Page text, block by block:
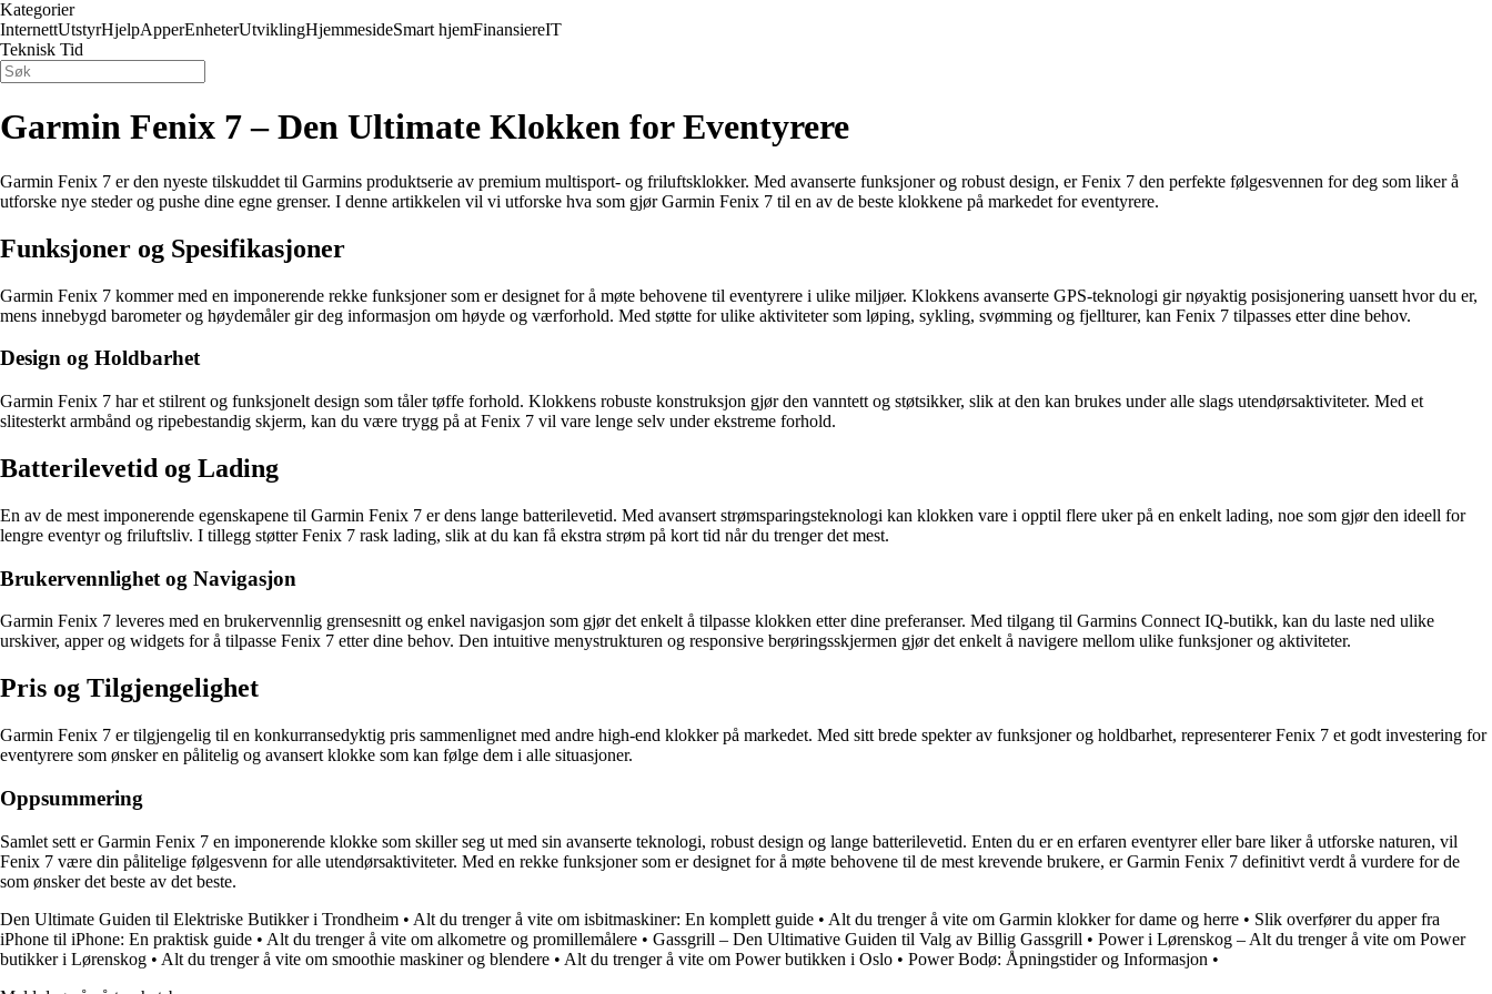
Kategorier
InternettUtstyrHjelpApperEnheterUtviklingHjemmesideSmart hjemFinansiereIT
Teknisk Tid
Garmin Fenix 7 – Den Ultimate Klokken for Eventyrere
Garmin Fenix 7 er den nyeste tilskuddet til Garmins produktserie av premium multisport- og friluftsklokker. Med avanserte funksjoner og robust design, er Fenix 7 den perfekte følgesvennen for deg som liker å
utforske nye steder og pushe dine egne grenser. I denne artikkelen vil vi utforske hva som gjør Garmin Fenix 7 til en av de beste klokkene på markedet for eventyrere.
Funksjoner og Spesifikasjoner
Garmin Fenix 7 kommer med en imponerende rekke funksjoner som er designet for å møte behovene til eventyrere i ulike miljøer. Klokkens avanserte GPS-teknologi gir nøyaktig posisjonering uansett hvor du er,
mens innebygd barometer og høydemåler gir deg informasjon om høyde og værforhold. Med støtte for ulike aktiviteter som løping, sykling, svømming og fjellturer, kan Fenix 7 tilpasses etter dine behov.
Design og Holdbarhet
Garmin Fenix 7 har et stilrent og funksjonelt design som tåler tøffe forhold. Klokkens robuste konstruksjon gjør den vanntett og støtsikker, slik at den kan brukes under alle slags utendørsaktiviteter. Med et
slitesterkt armbånd og ripebestandig skjerm, kan du være trygg på at Fenix 7 vil vare lenge selv under ekstreme forhold.
Batterilevetid og Lading
En av de mest imponerende egenskapene til Garmin Fenix 7 er dens lange batterilevetid. Med avansert strømsparingsteknologi kan klokken vare i opptil flere uker på en enkelt lading, noe som gjør den ideell for
lengre eventyr og friluftsliv. I tillegg støtter Fenix 7 rask lading, slik at du kan få ekstra strøm på kort tid når du trenger det mest.
Brukervennlighet og Navigasjon
Garmin Fenix 7 leveres med en brukervennlig grensesnitt og enkel navigasjon som gjør det enkelt å tilpasse klokken etter dine preferanser. Med tilgang til Garmins Connect IQ-butikk, kan du laste ned ulike
urskiver, apper og widgets for å tilpasse Fenix 7 etter dine behov. Den intuitive menystrukturen og responsive berøringsskjermen gjør det enkelt å navigere mellom ulike funksjoner og aktiviteter.
Pris og Tilgjengelighet
Garmin Fenix 7 er tilgjengelig til en konkurransedyktig pris sammenlignet med andre high-end klokker på markedet. Med sitt brede spekter av funksjoner og holdbarhet, representerer Fenix 7 et godt investering for
eventyrere som ønsker en pålitelig og avansert klokke som kan følge dem i alle situasjoner.
Oppsummering
Samlet sett er Garmin Fenix 7 en imponerende klokke som skiller seg ut med sin avanserte teknologi, robust design og lange batterilevetid. Enten du er en erfaren eventyrer eller bare liker å utforske naturen, vil
Fenix 7 være din pålitelige følgesvenn for alle utendørsaktiviteter. Med en rekke funksjoner som er designet for å møte behovene til de mest krevende brukere, er Garmin Fenix 7 definitivt verdt å vurdere for de
som ønsker det beste av det beste.
Den Ultimate Guiden til Elektriske Butikker i Trondheim • Alt du trenger å vite om isbitmaskiner: En komplett guide • Alt du trenger å vite om Garmin klokker for dame og herre • Slik overfører du apper fra
iPhone til iPhone: En praktisk guide • Alt du trenger å vite om alkometre og promillemålere • Gassgrill – Den Ultimative Guiden til Valg av Billig Gassgrill • Power i Lørenskog – Alt du trenger å vite om Power
butikker i Lørenskog • Alt du trenger å vite om smoothie maskiner og blendere • Alt du trenger å vite om Power butikken i Oslo • Power Bodø: Åpningstider og Informasjon •